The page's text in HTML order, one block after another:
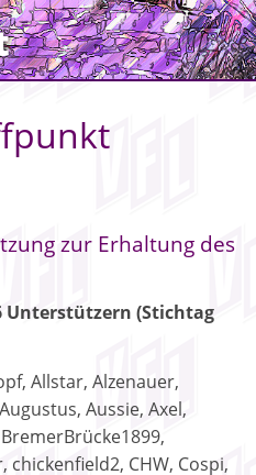
zur Erhaltung des
(Stichtag
Allstar, Alzenauer,
Aussie, Axel,
CHW, Cospi,